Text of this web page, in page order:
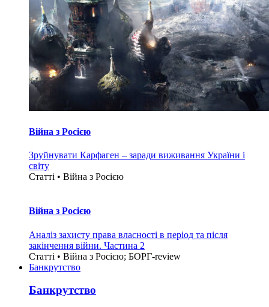
Війна з Росією
Зруйнувати Карфаген – заради виживання України і
світу
Статті • Війна з Росією
Війна з Росією
Аналіз захисту права власності в період та після
закінчення війни. Частина 2
Статті • Війна з Росією; БОРГ-review
Банкрутство
Банкрутство